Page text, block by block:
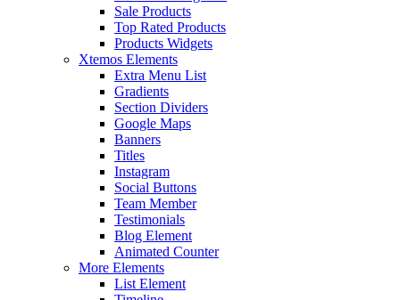
Sale Products
Top Rated Products
Products Widgets
Xtemos Elements
Extra Menu List
Gradients
Section Dividers
Google Maps
Banners
Titles
Instagram
Social Buttons
Team Member
Testimonials
Blog Element
Animated Counter
More Elements
List Element